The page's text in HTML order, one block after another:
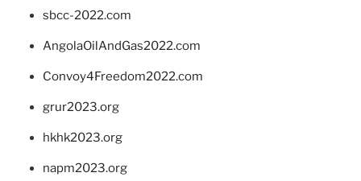
sbcc-2022.com
AngolaOilAndGas2022.com
Convoy4Freedom2022.com
grur2023.org
hkhk2023.org
napm2023.org